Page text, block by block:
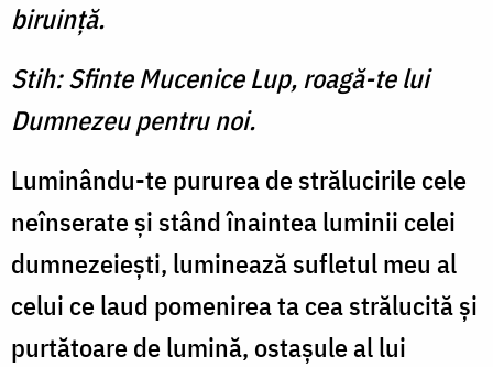
biruinţă.
Stih: Sfinte Mucenice Lup, roagă-te lui
Dumnezeu pentru noi.
Luminându-te pururea de strălucirile cele
neînserate şi stând înaintea luminii celei
dumnezeieşti, luminează sufletul meu al
celui ce laud pomenirea ta cea strălucită şi
purtătoare de lumină, ostaşule al lui